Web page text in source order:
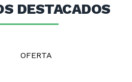
DESTACADOS
OFERTA